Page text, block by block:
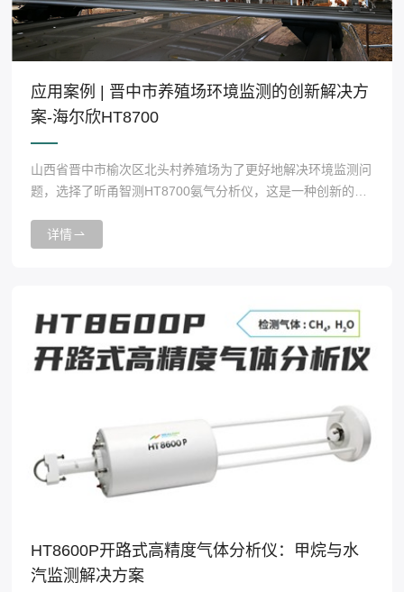
应用案例 | 晋中市养殖场环境监测的创新解决方
案-海尔欣HT8700
山西省晋中市榆次区北头村养殖场为了更好地解决环境监测问
题，选择了昕甬智测HT8700氨气分析仪，这是一种创新的解
详情
HT8600P开路式高精度气体分析仪：甲烷与水
汽监测解决方案